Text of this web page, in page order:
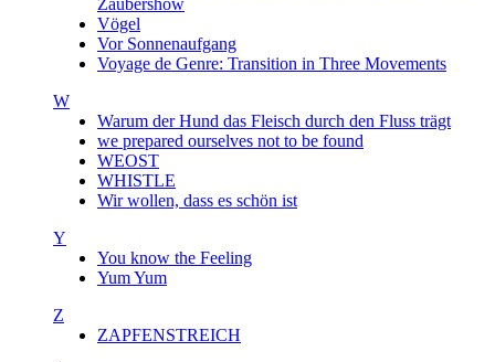
Zaubershow
Vögel
Vor Sonnenaufgang
Voyage de Genre: Transition in Three Movements
W
Warum der Hund das Fleisch durch den Fluss trägt
we prepared ourselves not to be found
WEOST
WHISTLE
Wir wollen, dass es schön ist
Y
You know the Feeling
Yum Yum
Z
ZAPFENSTREICH